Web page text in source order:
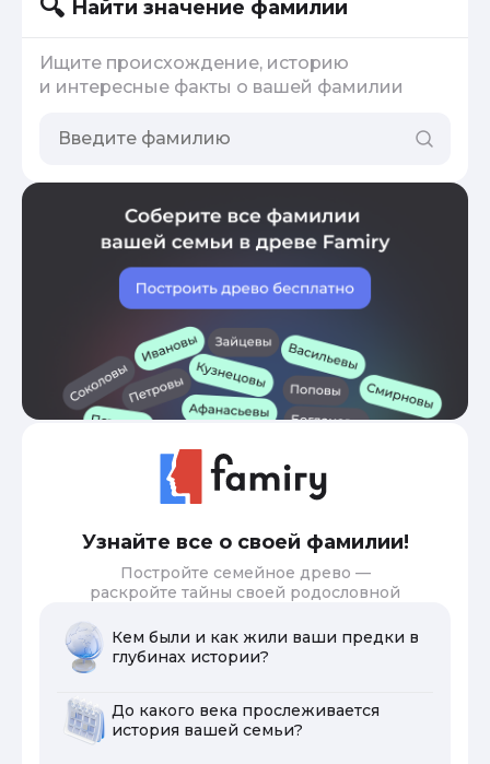
Найти значение фамилии
Ищите происхождение, историю
и интересные факты о вашей фамилии
Узнайте все о своей фамилии!
Постройте семейное древо —
раскройте тайны своей родословной
Кем были и как жили ваши предки в
глубинах истории?
До какого века прослеживается
история вашей семьи?